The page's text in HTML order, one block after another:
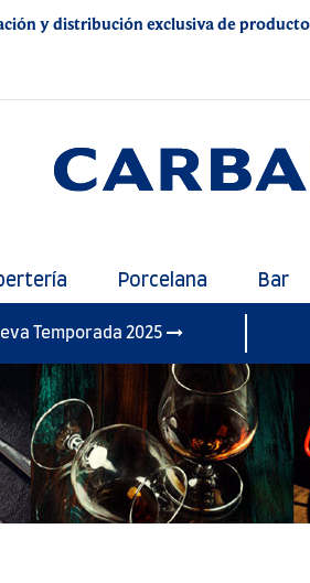
y distribución exclusiva de
Porcelana Bar
Temporada 2025